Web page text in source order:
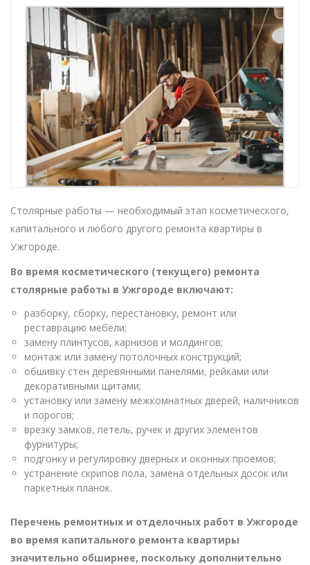
Столярные работы — необходимый этап косметического,
капитального и любого другого ремонта квартиры в
Ужгороде.
Во время косметического (текущего) ремонта
столярные работы в Ужгороде включают:
разборку, сборку, перестановку, ремонт или
реставрацию мебели;
замену плинтусов, карнизов и молдингов;
монтаж или замену потолочных конструкций;
обшивку стен деревянными панелями, рейками или
декоративными щитами;
установку или замену межкомнатных дверей, наличников
и порогов;
врезку замков, петель, ручек и других элементов
фурнитуры;
подгонку и регулировку дверных и оконных проемов;
устранение скрипов пола, замена отдельных досок или
паркетных планок.
Перечень ремонтных и отделочных работ в Ужгороде
во время капитального ремонта квартиры
значительно обширнее, поскольку дополнительно